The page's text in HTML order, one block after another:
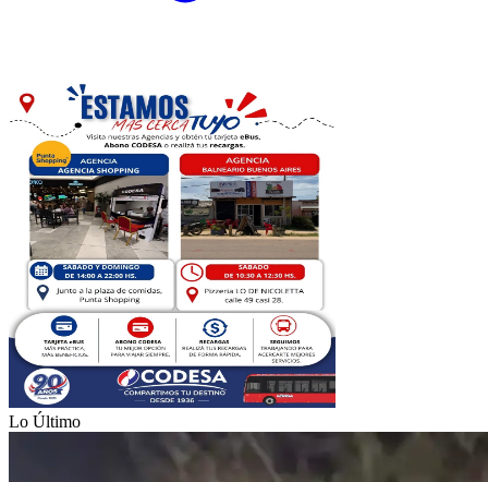
Lo Último